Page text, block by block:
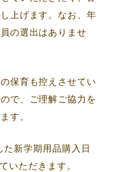
上げます。なお、年
の選出はありませ
保育も控えさせてい
で、ご理解ご協力を
す。
新学期用品購入日
いただきます。